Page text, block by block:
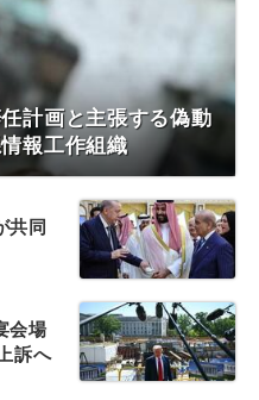
計画と主張する偽動
報工作組織
共同
会場
訴へ